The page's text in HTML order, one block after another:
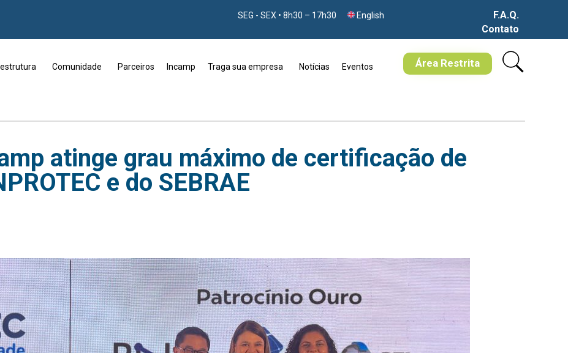
SEG - SEX • 8h30 – 17h30 English
F.A.Q.
Contato
content
Comunidade Parceiros Incamp Traga sua empresa Notícias Eventos Área Restrita
atinge grau máximo de certificação de
e do SEBRAE